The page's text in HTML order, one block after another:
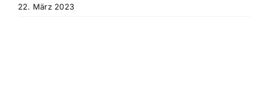
22. März 2023